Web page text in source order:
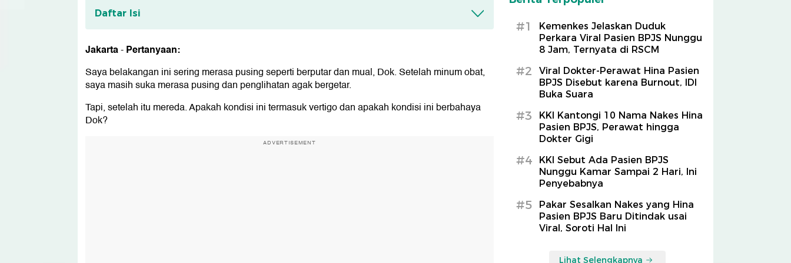
Daftar Isi
Tentang Konsultasi Kesehatan
Jakarta-Pertanyaan:
Saya belakangan ini sering merasa pusing seperti berputar dan mual, Dok. Setelah minum obat,
saya masih suka merasa pusing dan penglihatan agak bergetar.
Tapi, setelah itu mereda. Apakah kondisi ini termasuk vertigo dan apakah kondisi ini berbahaya
Dok?
ADVERTISEMENT
#1
Kemenkes Jelaskan Duduk
Perkara Viral Pasien BPJS Nunggu
8 Jam, Ternyata di RSCM
#2
Viral Dokter-Perawat Hina Pasien
BPJS Disebut karena Burnout, IDI
Buka Suara
#3
KKI Kantongi 10 Nama Nakes Hina
Pasien BPJS, Perawat hingga
Dokter Gigi
#4
KKI Sebut Ada Pasien BPJS
Nunggu Kamar Sampai 2 Hari, Ini
Penyebabnya
#5
Pakar Sesalkan Nakes yang Hina
Pasien BPJS Baru Ditindak usai
Viral, Soroti Hal Ini
Lihat Selengkapnya